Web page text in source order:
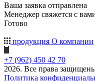
Ваша заявка отправлена
Менеджер свяжется с
Готово
продукция О компании
+7 (962) 450 42 70
2026. Все права
Политика